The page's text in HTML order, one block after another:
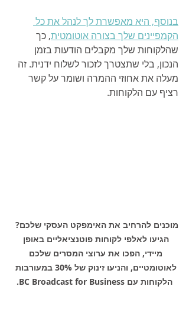
בנוסף, היא מאפשרת לך לנהל את כל
הקמפיינים שלך בצורה אוטומטית, כך
שהלקוחות שלך מקבלים הודעות בזמן
הנכון, בלי שתצטרך לזכור לשלוח ידנית. זה
מעלה את אחוזי ההמרה ושומר על קשר
רציף עם הלקוחות.
מוכנים להרחיב את האימפקט העסקי שלכם?
הגיעו לאלפי לקוחות פוטנציאליים באופן
מיידי, הפכו את ערוצי המסרים שלכם
לאוטומטיים, והניעו זינוק של 30% במעורבות
הלקוחות עם BC Broadcast for Business.